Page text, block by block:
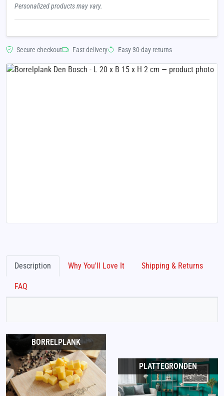
Personalized products may vary.
Secure checkout Fast delivery Easy 30-day returns
Description Why You'll Love It Shipping & Returns
FAQ
BORRELPLANK
PLATTEGRONDEN